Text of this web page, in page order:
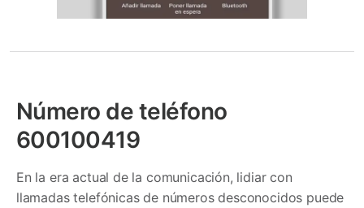
Número de teléfono
600100419
En la era actual de la comunicación, lidiar con
llamadas telefónicas de números desconocidos puede